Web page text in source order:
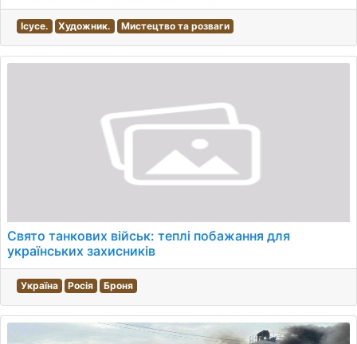
Ісусе. Художник. Мистецтво та розваги
Свято танкових військ: теплі побажання для
українських захисників
Україна Росія Броня